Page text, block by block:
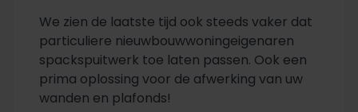
We zien de laatste tijd ook steeds vaker dat
particuliere nieuwbouwwoningeigenaren
spackspuitwerk toe laten passen. Ook een
prima oplossing voor de afwerking van uw
wanden en plafonds!